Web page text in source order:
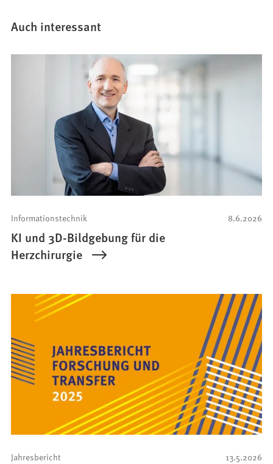
Auch interessant
8.6.2026
Informationstechnik
KI und 3D-Bildgebung für die
Herzchirurgie
13.5.2026
Jahresbericht